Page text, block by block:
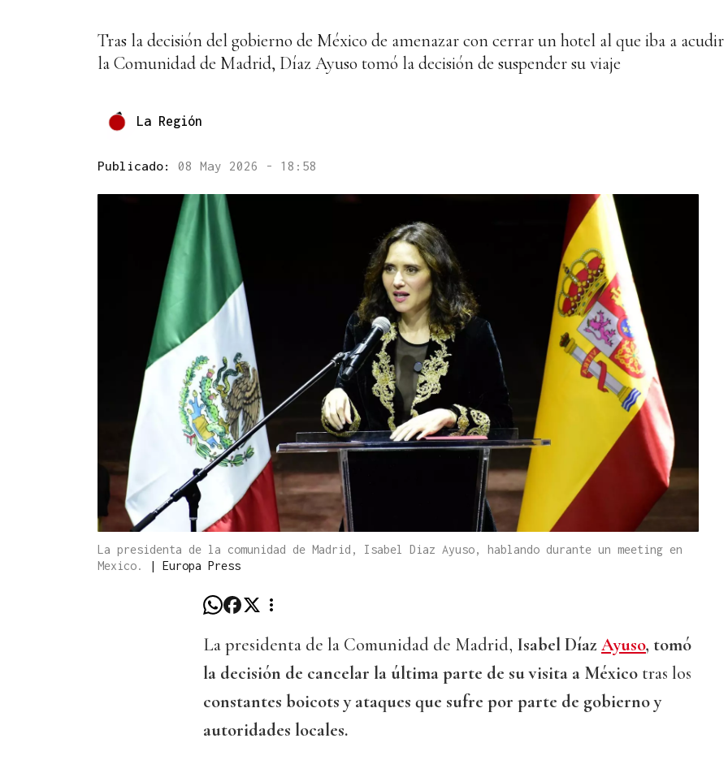
Tras la decisión del gobierno de México de amenazar con cerrar un hotel al que iba a
la Comunidad de Madrid, Díaz Ayuso tomó la decisión de suspender su viaje
La Región
Publicado: 08 May 2026 - 18:58
La presidenta de la comunidad de Madrid, Isabel Diaz Ayuso, hablando durante un meeting en
Mexico.
| Europa Press
La presidenta de la Comunidad de Madrid, Isabel Díaz Ayuso, tomó
la decisión de cancelar la última parte de su visita a México tras los
constantes boicots y ataques que sufre por parte de gobierno y
autoridades locales.